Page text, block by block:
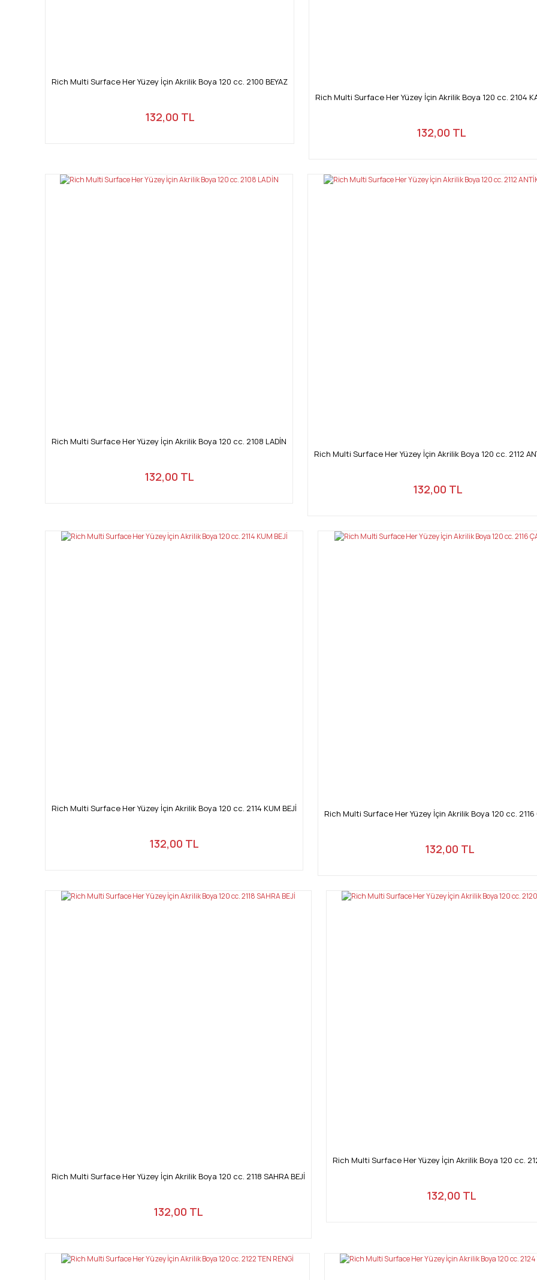
Rich Multi Surface Her Yüzey İçin Akrilik Boya 120 cc. 2100 BEYAZ
132,00 TL
Rich Multi Surface Her Yüzey İçin Akrilik Boya 120 cc. 2104
132,00 TL
Rich Multi Surface Her Yüzey İçin Akrilik Boya 120 cc. 2108 LADİN
132,00 TL
Rich Multi Surface Her Yüzey İçin Akrilik Boya 120 cc. 2112
132,00 TL
Rich Multi Surface Her Yüzey İçin Akrilik Boya 120 cc. 2114 KUM BEJİ
132,00 TL
Rich Multi Surface Her Yüzey İçin Akrilik Boya 120 cc. 2116
132,00 TL
Rich Multi Surface Her Yüzey İçin Akrilik Boya 120 cc. 2118 SAHRA BEJİ
132,00 TL
Rich Multi Surface Her Yüzey İçin Akrilik Boya 120 cc.
132,00 TL